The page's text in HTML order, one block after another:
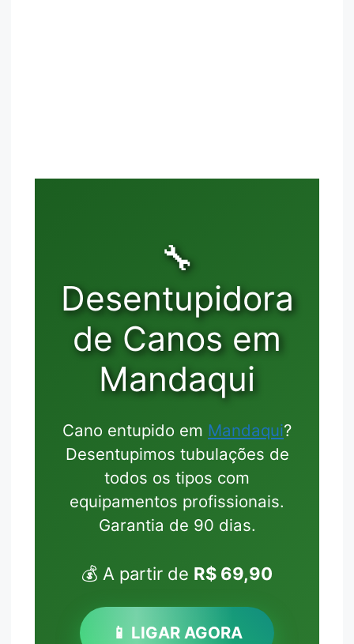
🔧
Desentupidora
de Canos em
Mandaqui
Cano entupido em Mandaqui?
Desentupimos tubulações de
todos os tipos com
equipamentos profissionais.
Garantia de 90 dias.
💰 A partir de R$ 69,90
📱 LIGAR AGORA